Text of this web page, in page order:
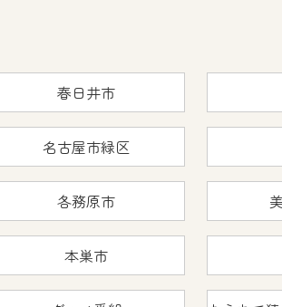
春日井市
名古屋市緑区
各務原市
本巣市